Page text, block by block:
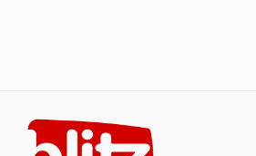
content